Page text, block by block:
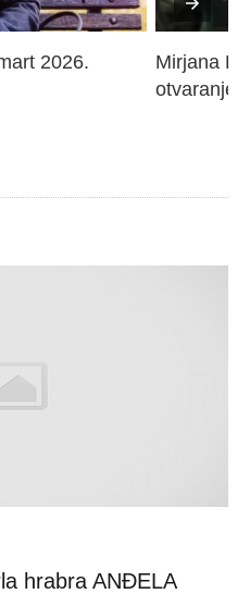
2026.
Mirjana
otvaranje
hrabra ANĐELA